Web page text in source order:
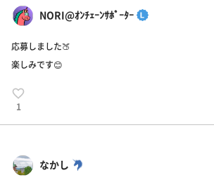
NORI@ｵﾝﾁｪｰﾝｻﾎﾟｰﾀｰ
応募しました🍑
楽しみです😊
1
なかし